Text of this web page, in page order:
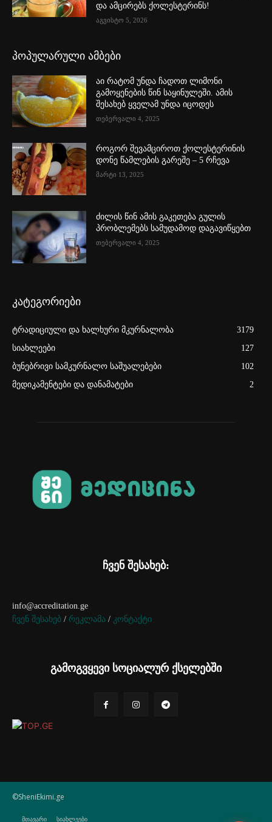
და ამცირებს ქოლესტერინს!
აგვისტო 5, 2026
პოპულარული ამბები
აი რატომ უნდა ჩადოთ ლიმონი
გამოყენების წინ საყინულეში. ამის
შესახებ ყველამ უნდა იცოდეს
თებერვალი 4, 2025
როგორ შევამციროთ ქოლესტერინის
დონე წამლების გარეშე – 5 რჩევა
მარტი 13, 2025
ძილის წინ ამის გაკეთება გულის
პრობლემებს სამუდამოდ დაგავიწყებთ
თებერვალი 4, 2025
კატეგორიები
ტრადიციული და ხალხური მკურნალობა
3179
სიახლეები
127
ბუნებრივი სამკურნალო საშუალებები
102
მედიკამენტები და დანამატები
2
ჩვენ შესახებ:
info@accreditation.ge
ჩვენ შესახებ / რეკლამა / კონტაქტი
გამოგვყევი სოციალურ ქსელებში
©SheniEkimi.ge
მთავარი სიახლეები